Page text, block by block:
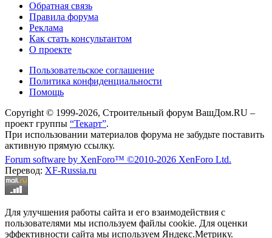
Обратная связь
Правила форума
Реклама
Как стать консультантом
О проекте
Пользовательское соглашение
Политика конфиденциальности
Помощь
Copyright © 1999-2026, Строительный форум ВашДом.RU –
проект группы “Текарт”.
При использовании материалов форума не забудьте поставить
активную прямую ссылку.
Forum software by XenForo™ ©2010-2026 XenForo Ltd.
Перевод: XF-Russia.ru
Для улучшения работы сайта и его взаимодействия с
пользователями мы используем файлы cookie. Для оценки
эффективности сайта мы используем Яндекс.Метрику.